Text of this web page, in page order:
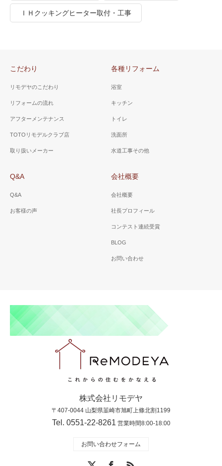
ＩＨクッキングヒーター取付・工事
こだわり
リモデヤのこだわり
リフォームの流れ
アフターメンテナンス
TOTOリモデルクラブ店
取り扱いメーカー
各種リフォーム
浴室
キッチン
トイレ
洗面所
水道工事その他
Q&A
Q&A
お客様の声
会社概要
会社概要
社長プロフィール
コンテスト連続受賞
BLOG
お問い合わせ
株式会社リモデヤ
〒407-0044 山梨県韮崎市旭町上條北割1199
Tel. 0551-22-8261営業時間8:00-18:00
お問い合わせフォーム
RSS